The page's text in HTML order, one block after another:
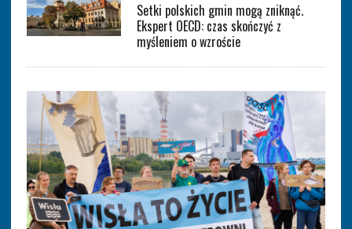
Setki polskich gmin mogą zniknąć.
Ekspert OECD: czas skończyć z
myśleniem o wzroście